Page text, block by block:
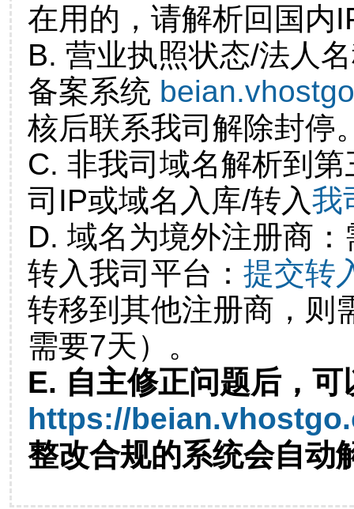
在用的，请解析回国内
B. 营业执照状态/法人
备案系统
核后联系我司解除封停
C. 非我司域名解析到
司IP或域名入库/转入我
D. 域名为境外注册商
转入我司平台： 提交转
转移到其他注册商，则
需要7天）。
E. 自主修正问题后，可
https://
整改合规的系统会自动